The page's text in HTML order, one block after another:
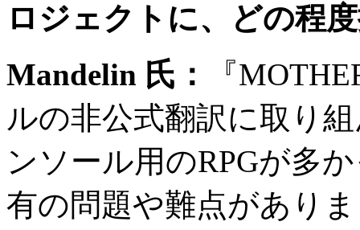
ロジェクトに、どの程
Mandelin 氏： 『
ルの非公式翻訳に取り
ンソール用のRPGが多
有の問題や難点があり